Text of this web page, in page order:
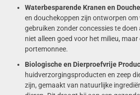
Waterbesparende Kranen en
en douchekoppen zijn ontworpen
gebruiken zonder concessies te
niet alleen goed voor het milieu,
portemonnee.
Biologische en Dierproefvrije
huidverzorgingsproducten en zeep
zijn, gemaakt van natuurlijke